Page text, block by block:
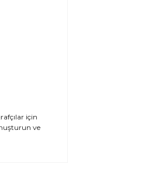
için
ve